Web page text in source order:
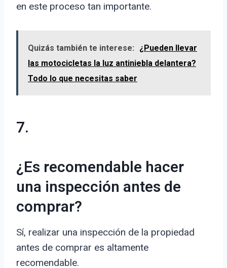
en este proceso tan importante.
Quizás también te interese:
¿Pueden llevar
las motocicletas la luz antiniebla delantera?
Todo lo que necesitas saber
7.
¿Es recomendable hacer
una inspección antes de
comprar?
Sí, realizar una inspección de la propiedad
antes de comprar es altamente
recomendable.